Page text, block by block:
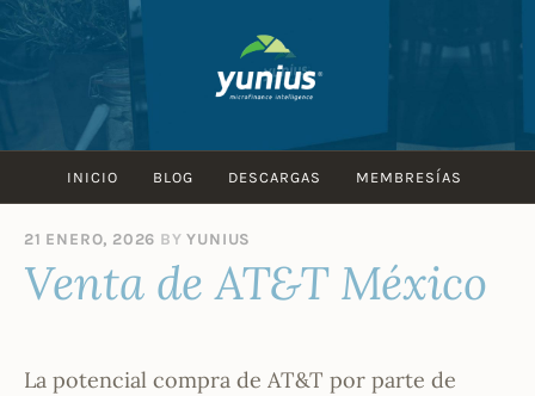
Skip
to
content
INICIO BLOG DESCARGAS MEMBRESÍAS
21 ENERO, 2026 BYYUNIUS
Venta de AT&T México
La potencial compra de AT&T por parte de